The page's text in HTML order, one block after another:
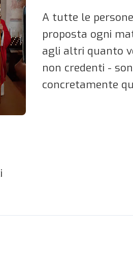
A tutte le
proposta ogni
agli altri quanto
non credenti -
concretamente